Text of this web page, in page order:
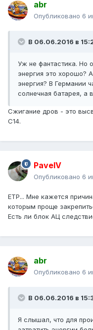
abr
Опубликовано 6
В 06.06.2016 в
Уж не фантастика. Но
энергия это хорошо?
энергия? В Германии
солнечная батарея, а
Сжигание дров - это
С14.
PavelV
Опубликовано 6
ЕТР... Мне кажется
которым проще
Есть ли блок АЦ
abr
Опубликовано 6
В 06.06.2016 в
Я слышал, что для